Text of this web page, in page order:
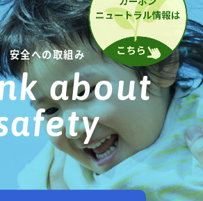
安全への取組み
about